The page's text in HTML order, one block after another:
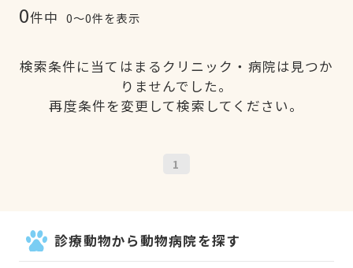
0件中 0〜0件を表示
検索条件に当てはまるクリニック・病院は見つか
りませんでした。
再度条件を変更して検索してください。
1
診療動物から動物病院を探す